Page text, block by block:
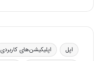
اپل اپلیکیشن‌های کاربردی